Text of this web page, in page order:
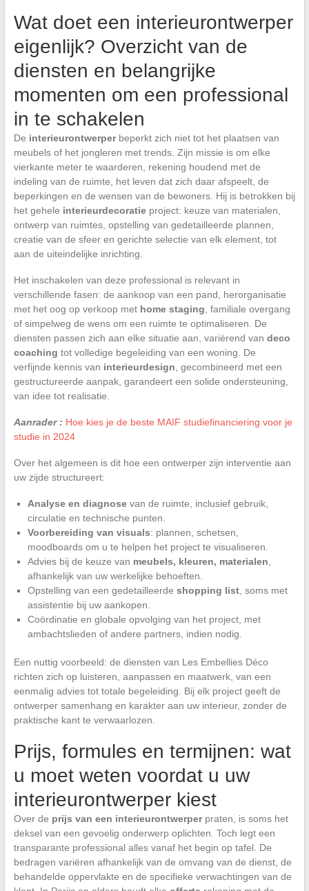
Wat doet een interieurontwerper
eigenlijk? Overzicht van de
diensten en belangrijke
momenten om een professional
in te schakelen
De interieurontwerperbeperkt zich niet tot het plaatsen van
meubels of het jongleren met trends. Zijn missie is om elke
vierkante meter te waarderen, rekening houdend met de
indeling van de ruimte, het leven dat zich daar afspeelt, de
beperkingen en de wensen van de bewoners. Hij is betrokken bij
het gehele interieurdecoratieproject: keuze van materialen,
ontwerp van ruimtes, opstelling van gedetailleerde plannen,
creatie van de sfeer en gerichte selectie van elk element, tot
aan de uiteindelijke inrichting.
Het inschakelen van deze professional is relevant in
verschillende fasen: de aankoop van een pand, herorganisatie
met het oog op verkoop met home staging , familiale overgang
of simpelweg de wens om een ruimte te optimaliseren. De
diensten passen zich aan elke situatie aan, variërend van deco
coaching tot volledige begeleiding van een woning. De
verfijnde kennis van interieurdesign , gecombineerd met een
gestructureerde aanpak, garandeert een solide ondersteuning,
van idee tot realisatie.
Aanrader : Hoe kies je de beste MAIF studiefinanciering voor je
studie in 2024
Over het algemeen is dit hoe een ontwerper zijn interventie aan
uw zijde structureert:
Analyse en diagnosevan de ruimte, inclusief gebruik,
circulatie en technische punten.
Voorbereiding van visuals: plannen, schetsen,
moodboards om u te helpen het project te visualiseren.
Advies bij de keuze van meubels, kleuren, materialen
afhankelijk van uw werkelijke behoeften.
Opstelling van een gedetailleerde shopping list, soms met
assistentie bij uw aankopen.
Coördinatie en globale opvolging van het project, met
ambachtslieden of andere partners, indien nodig.
Een nuttig voorbeeld: de diensten van Les Embellies Déco
richten zich op luisteren, aanpassen en maatwerk, van een
eenmalig advies tot totale begeleiding. Bij elk project geeft de
ontwerper samenhang en karakter aan uw interieur, zonder de
praktische kant te verwaarlozen.
Prijs, formules en termijnen: wat
u moet weten voordat u uw
interieurontwerper kiest
Over de prijs van een interieurontwerperpraten, is soms het
deksel van een gevoelig onderwerp oplichten. Toch legt een
transparante professional alles vanaf het begin op tafel. De
bedragen variëren afhankelijk van de omvang van de dienst, de
behandelde oppervlakte en de specifieke verwachtingen van de